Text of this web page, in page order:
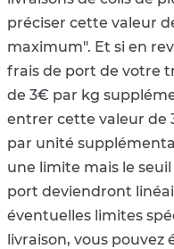
préciser cette valeur
maximum". Et si en
frais de port de votre
de 3€ par kg
entrer cette valeur de
par unité
une limite mais le
port deviendront
éventuelles limites
livraison, vous